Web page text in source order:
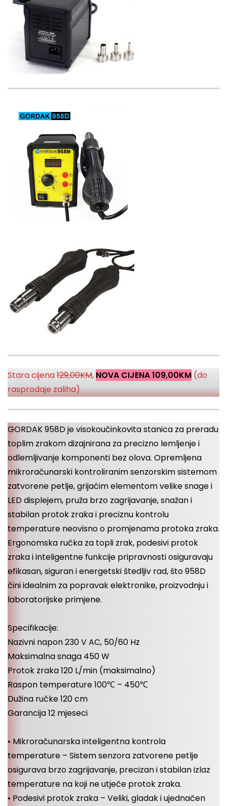
Stara cijena129,00KM, NOVA CIJENA 109,00KM (do
rasprodaje zaliha)
GORDAK 958D je visokoučinkovita stanica za preradu
toplim zrakom dizajnirana za precizno lemljenje i
odlemljivanje komponenti bez olova. Opremljena
mikroračunarski kontroliranim senzorskim sistemom
zatvorene petlje, grijaćim elementom velike snage i
LED displejem, pruža brzo zagrijavanje, snažan i
stabilan protok zraka i preciznu kontrolu
temperature neovisno o promjenama protoka zraka.
Ergonomska ručka za topli zrak, podesivi protok
zraka i inteligentne funkcije pripravnosti osiguravaju
efikasan, siguran i energetski štedljiv rad, što 958D
čini idealnim za popravak elektronike, proizvodnju i
laboratorijske primjene.
Specifikacije:
Nazivni napon 230 V AC, 50/60 Hz
Maksimalna snaga 450 W
Protok zraka 120 L/min (maksimalno)
Raspon temperature 100℃ – 450℃
Dužina ručke 120 cm
Garancija 12 mjeseci
• Mikroračunarska inteligentna kontrola
temperature – Sistem senzora zatvorene petlje
osigurava brzo zagrijavanje, precizan i stabilan izlaz
temperature na koji ne utječe protok zraka.
• Podesivi protok zraka – Veliki, gladak i ujednačen